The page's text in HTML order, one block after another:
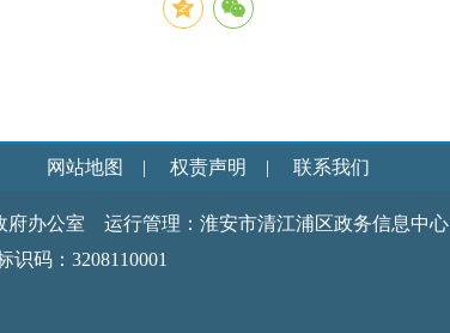
网站地图 权责声明 联系我们
府办公室 运行管理：淮安市清江浦区政务信息中心
：3208110001